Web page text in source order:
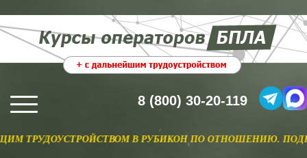
8 (800) 30-20-119
В РУБИКОН ПО ОТНОШЕНИЮ. ПОДРОБНЕЕ >>